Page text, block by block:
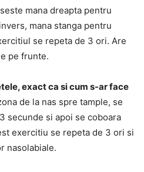
mana dreapta pentru
mana stanga pentru
se repeta de 3 ori. Are
pe frunte.
exact ca si cum s-ar face
de la nas spre tample, se
secunde si apoi se coboara
exercitiu se repeta de 3 ori si
nasolabiale.